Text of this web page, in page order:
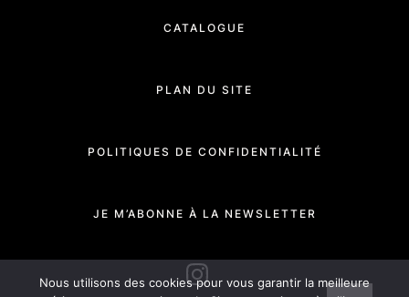
CATALOGUE
PLAN DU SITE
POLITIQUES DE CONFIDENTIALITÉ
JE M’ABONNE À LA NEWSLETTER
Nous utilisons des cookies pour vous garantir la meilleure